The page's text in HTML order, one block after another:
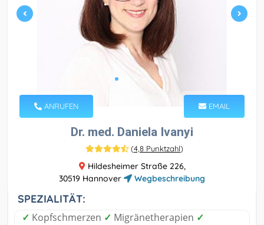
ANRUFEN EMAIL
Dr. med. Daniela Ivanyi
(4,8 Punktzahl)
Hildesheimer Straße 226,
30519 Hannover
Wegbeschreibung
SPEZIALITÄT:
✓ Kopfschmerzen ✓ Migränetherapien ✓